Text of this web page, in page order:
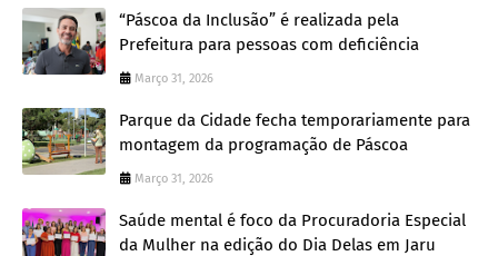
“Páscoa da Inclusão” é realizada pela
Prefeitura para pessoas com deficiência
Março 31, 2026
Parque da Cidade fecha temporariamente para
montagem da programação de Páscoa
Março 31, 2026
Saúde mental é foco da Procuradoria Especial
da Mulher na edição do Dia Delas em Jaru